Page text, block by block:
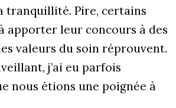
tranquillité. Pire, certains
apporter leur concours à des
valeurs du soin réprouvent.
j’ai eu parfois
nous étions une poignée à